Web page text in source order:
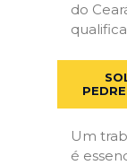
do
Um
é